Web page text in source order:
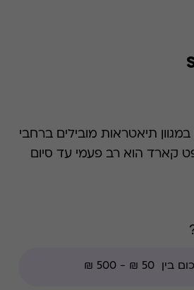
תיאטראות מובילים ברחבי
קארד הוא רב פעמי עד סיום